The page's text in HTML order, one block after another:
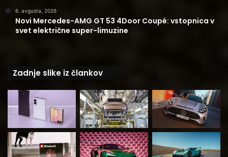
6. avgusta, 2026
Novi Mercedes-AMG GT 53 4Door Coupé: vstopnica v
svet električne super-limuzine
Zadnje slike iz člankov